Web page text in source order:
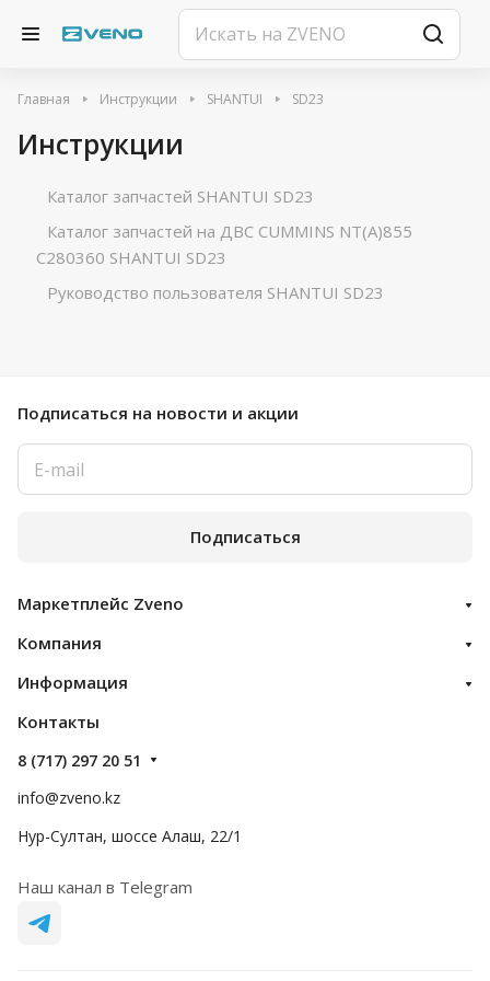
Главная Инструкции SHANTUI SD23
Инструкции
Каталог запчастей SHANTUI SD23
Каталог запчастей на ДВС CUMMINS NT(A)855
C280360 SHANTUI SD23
Руководство пользователя SHANTUI SD23
Подписаться на новости и акции
Подписаться
Маркетплейс Zveno
Компания
Информация
Контакты
8 (717) 297 20 51
info@zveno.kz
Нур-Султан, шоссе Алаш, 22/1
Наш канал в Telegram